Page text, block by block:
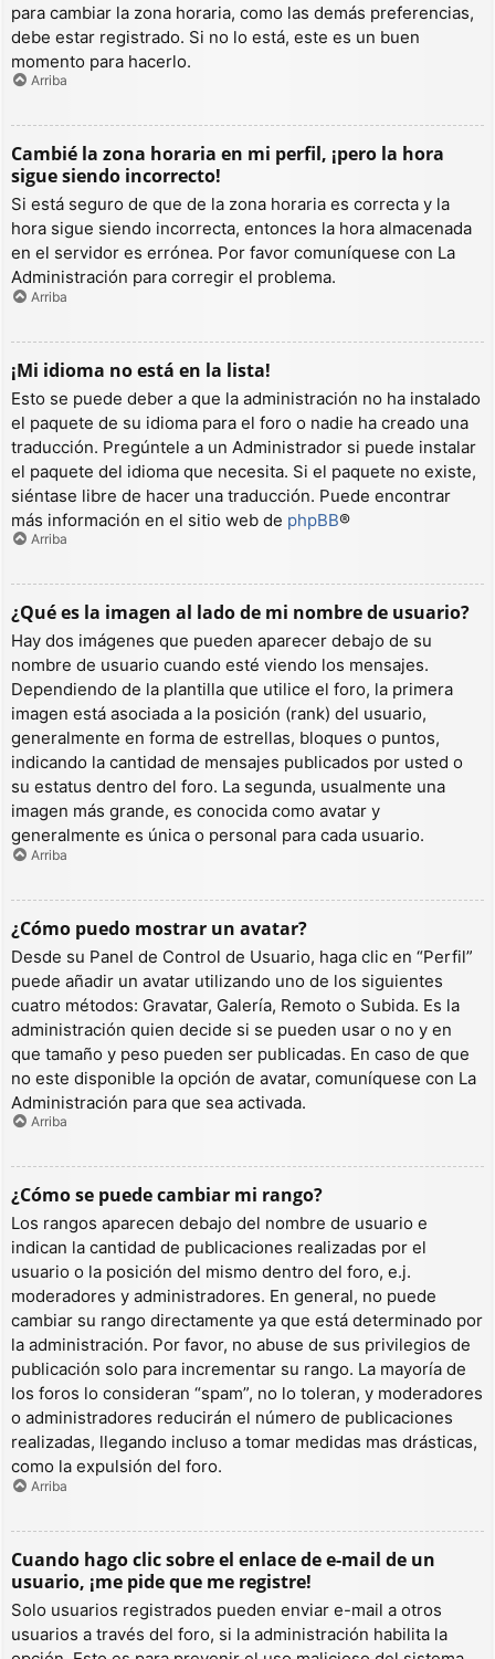
para cambiar la zona horaria, como las demás preferencias,
debe estar registrado. Si no lo está, este es un buen
momento para hacerlo.
Arriba
Cambié la zona horaria en mi perfil, ¡pero la hora
sigue siendo incorrecto!
Si está seguro de que de la zona horaria es correcta y la
hora sigue siendo incorrecta, entonces la hora almacenada
en el servidor es errónea. Por favor comuníquese con La
Administración para corregir el problema.
Arriba
¡Mi idioma no está en la lista!
Esto se puede deber a que la administración no ha instalado
el paquete de su idioma para el foro o nadie ha creado una
traducción. Pregúntele a un Administrador si puede instalar
el paquete del idioma que necesita. Si el paquete no existe,
siéntase libre de hacer una traducción. Puede encontrar
más información en el sitio web de phpBB®
Arriba
¿Qué es la imagen al lado de mi nombre de usuario?
Hay dos imágenes que pueden aparecer debajo de su
nombre de usuario cuando esté viendo los mensajes.
Dependiendo de la plantilla que utilice el foro, la primera
imagen está asociada a la posición (rank) del usuario,
generalmente en forma de estrellas, bloques o puntos,
indicando la cantidad de mensajes publicados por usted o
su estatus dentro del foro. La segunda, usualmente una
imagen más grande, es conocida como avatar y
generalmente es única o personal para cada usuario.
Arriba
¿Cómo puedo mostrar un avatar?
Desde su Panel de Control de Usuario, haga clic en “Perfil”
puede añadir un avatar utilizando uno de los siguientes
cuatro métodos: Gravatar, Galería, Remoto o Subida. Es la
administración quien decide si se pueden usar o no y en
que tamaño y peso pueden ser publicadas. En caso de que
no este disponible la opción de avatar, comuníquese con La
Administración para que sea activada.
Arriba
¿Cómo se puede cambiar mi rango?
Los rangos aparecen debajo del nombre de usuario e
indican la cantidad de publicaciones realizadas por el
usuario o la posición del mismo dentro del foro, e.j.
moderadores y administradores. En general, no puede
cambiar su rango directamente ya que está determinado por
la administración. Por favor, no abuse de sus privilegios de
publicación solo para incrementar su rango. La mayoría de
los foros lo consideran “spam”, no lo toleran, y moderadores
o administradores reducirán el número de publicaciones
realizadas, llegando incluso a tomar medidas mas drásticas,
como la expulsión del foro.
Arriba
Cuando hago clic sobre el enlace de e-mail de un
usuario, ¡me pide que me registre!
Solo usuarios registrados pueden enviar e-mail a otros
usuarios a través del foro, si la administración habilita la